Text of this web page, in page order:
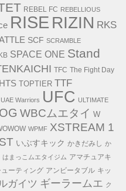
REBEL FC REBELLIOUS
RISE RIZIN RKS
SCF SCRAMBLE
SPACE ONE Stand
TFC The Fight Day
TOPTIER TTF
UAE Warriors UFC ULTIMATE
WBCムエタイ W
WPMF XSTREAM 1
いぶすキック かきだみし か
はまっこムエタイジム アマチュアキ
ーティング アンビータブル キッ
ガイツ ギーラームエ ク